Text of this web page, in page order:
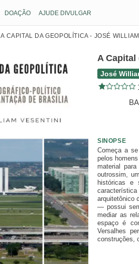
DOAÇÃO AJUDE DIVULGAR
A CAPITAL DA GEOPOLÍTICA - JOSÉ
A Capital
José
SINOPSE
Começa a
pelos
material
outrossim,
históricas e
arquitetônico
— possui
mediar as
espaço é
Versalhes
construções,